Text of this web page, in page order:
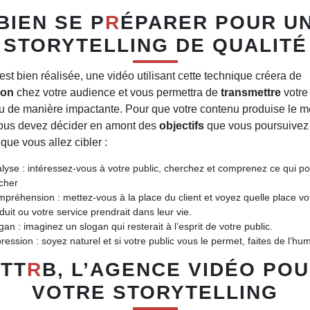
spécialisée dans
vos plus belles
SE PRÉPARER POUR
STORYTELLING DE QUALITÉ
bien réalisée, une vidéo utilisant cette technique créera de
chez votre audience et vous permettra de transmettrevotre
de manière impactante. Pour que votre contenu produise le
devez décider en amont des objectifsque vous poursuivez
vous allez cibler :
: intéressez-vous à votre public, cherchez et comprenez ce qui
: mettez-vous à la place du client et voyez quelle place
ou votre service prendrait dans leur vie.
: imaginez un slogan qui resterait à l’esprit de votre public.
: soyez naturel et si votre public vous le permet, faites de
RB, L’AGENCE VIDÉO
VOTRE STORYTELLING